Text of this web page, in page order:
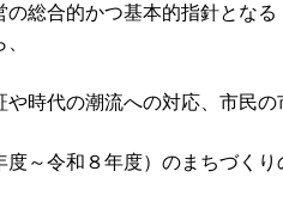
の総合的かつ基本的指針とな
や時代の潮流への対応、市民の
度～令和８年度）のまちづく